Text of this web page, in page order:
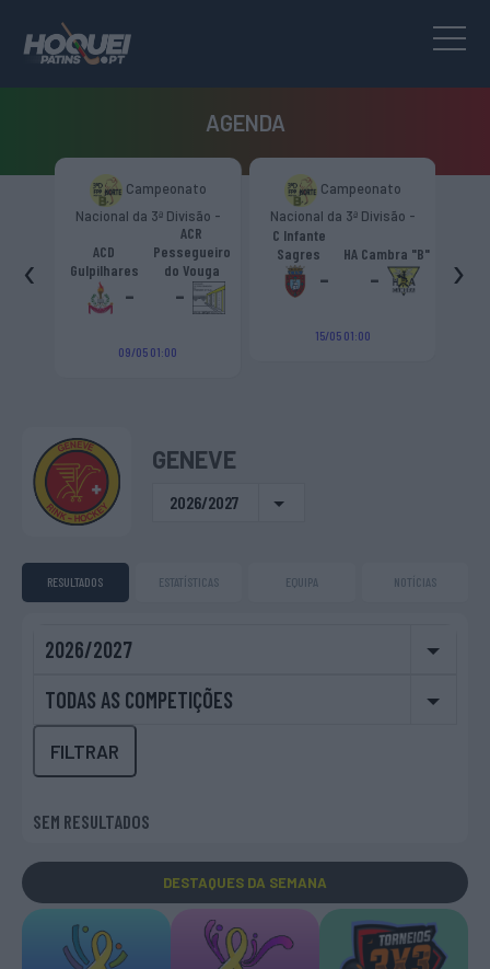
AGENDA
"B"
Campeonato
Nacional da 3ª Divisão -
Zona Norte “B”
ACD
Gulpilhares
-
ACR
Pessegueiro
do Vouga
-
09/05 01:00
Campeonato
Nacional da 3ª Divisão -
Zona Norte “B”
C Infante
Sagres
-
HA Cambra "B"
-
15/05 01:00
‹ ›
GENEVE
2026/2027
RESULTADOS ESTATÍSTICAS EQUIPA NOTÍCIAS
2026/2027
TODAS AS COMPETIÇÕES
FILTRAR
SEM RESULTADOS
DESTAQUES DA SEMANA